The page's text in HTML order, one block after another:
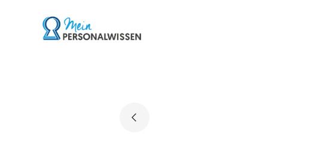
Go to landing page.